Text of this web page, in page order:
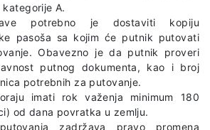
A.
potrebno je dostaviti kopiju
pasoša sa kojim će putnik putovati
Obavezno je da putnik proveri
putnog dokumenta, kao i broj
potrebnih za putovanje.
imati rok važenja minimum 180
od dana povratka u zemlju.
zadržava pravo promena